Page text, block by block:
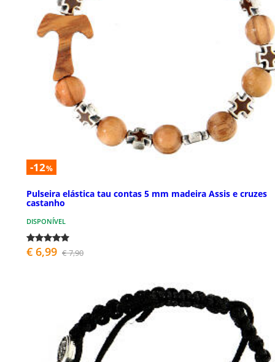
-12%
Pulseira elástica tau contas 5 mm madeira Assis e cruzes
castanho
DISPONÍVEL
€ 6,99 € 7,90